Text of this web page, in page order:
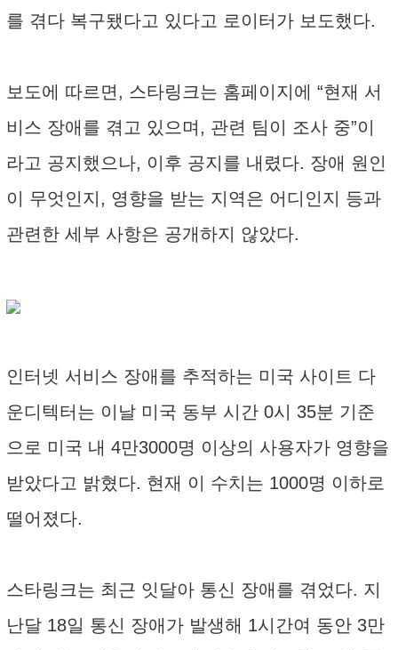
를 겪다 복구됐다고 있다고 로이터가 보도했다.
보도에 따르면, 스타링크는 홈페이지에 “현재 서
비스 장애를 겪고 있으며, 관련 팀이 조사 중”이
라고 공지했으나, 이후 공지를 내렸다. 장애 원인
이 무엇인지, 영향을 받는 지역은 어디인지 등과
관련한 세부 사항은 공개하지 않았다.
인터넷 서비스 장애를 추적하는 미국 사이트 다
운디텍터는 이날 미국 동부 시간 0시 35분 기준
으로 미국 내 4만3000명 이상의 사용자가 영향을
받았다고 밝혔다. 현재 이 수치는 1000명 이하로
떨어졌다.
스타링크는 최근 잇달아 통신 장애를 겪었다. 지
난달 18일 통신 장애가 발생해 1시간여 동안 3만